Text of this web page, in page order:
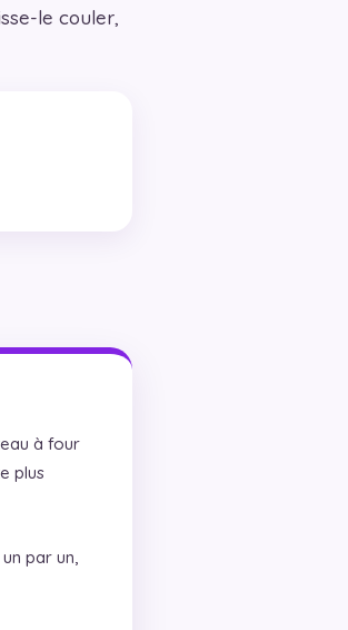
le couler,
à four
plus
par un,